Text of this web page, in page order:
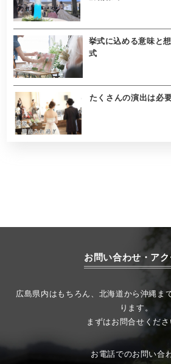
挙式に込める意味と
式
たくさんの演出は必
お問い合わせ・アク
広島県内はもちろん、北海道から沖縄ま
ります。
まずはお問合せくださ
お電話でのお問い合